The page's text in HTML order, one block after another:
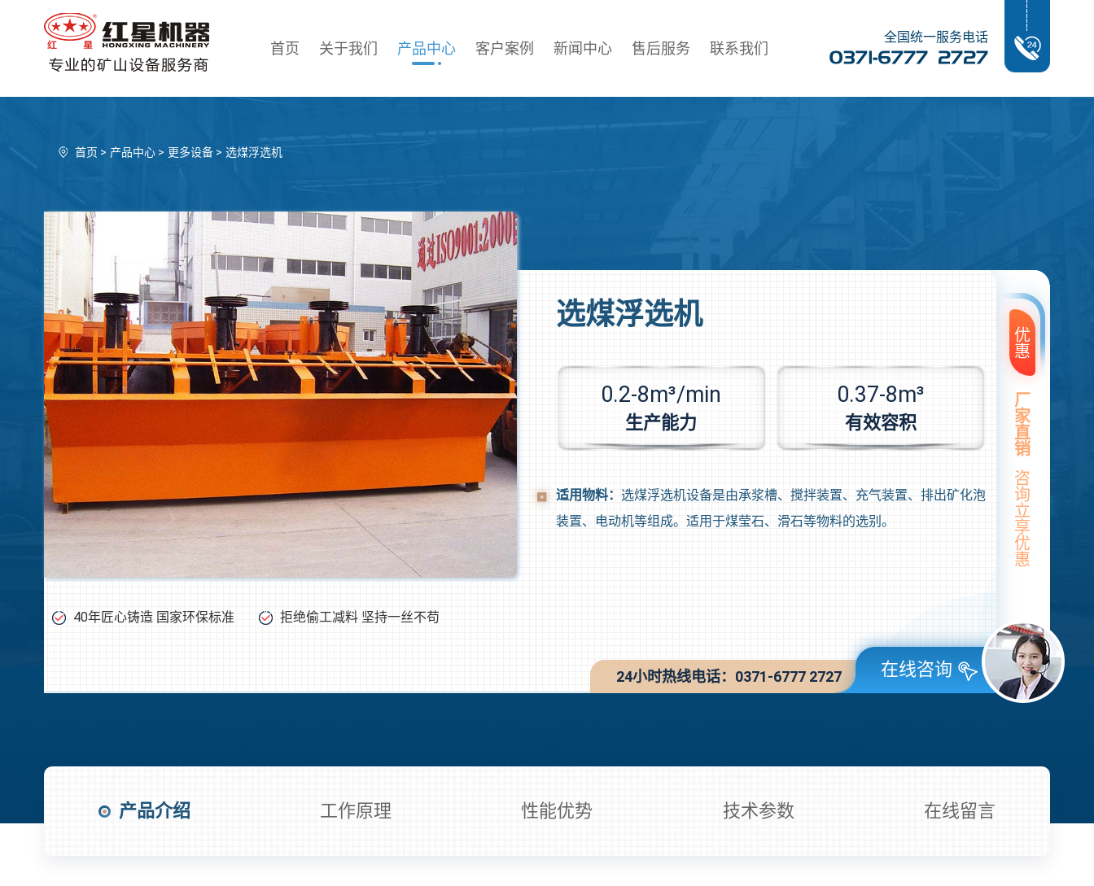
首页 关于我们 产品中心 客户案例 新闻中心 售后服务 联系我们
全国统一服务电话
首页 > 产品中心> 更多设备> 选煤浮选机
40年匠心铸造 国家环保标准 拒绝偷工减料 坚持一丝不苟
选煤浮选机
0.2-8m³/min
生产能力
0.37-8m³
有效容积
适用物料： 选煤浮选机设备是由承浆槽、搅拌装置、充气装置、排出矿化泡
装置、电动机等组成。适用于煤莹石、滑石等物料的选别。
24小时热线电话：0371-6777 2727 在线咨询
优
惠
厂
家
直
销
咨
询
立
享
优
惠
产品介绍 工作原理 性能优势 技术参数 在线留言